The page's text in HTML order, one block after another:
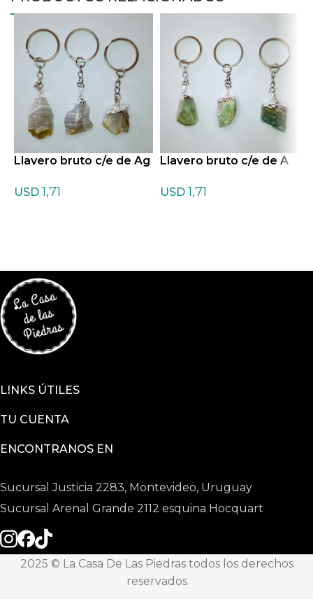
Llavero bruto c/e de Ag
USD 1,71
Llavero bruto c/e de A
USD 1,71
LINKS ÚTILES
TU CUENTA
ENCONTRANOS EN
Sucursal Justicia 2283, Montevideo, Uruguay
Sucursal Arenal Grande 2112 esquina Hocquart
2025 © La Casa De Las Piedras todos los derechos
reservados